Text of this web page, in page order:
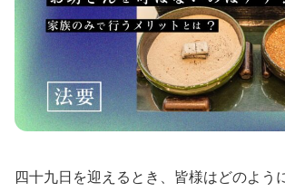
四十九日を迎えるとき、皆様はどのよう